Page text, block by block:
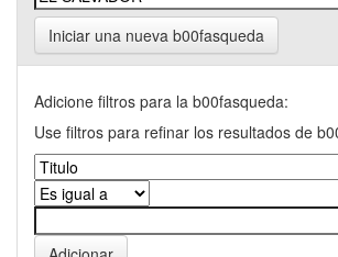
Iniciar una nueva b00fasqueda
Adicione filtros para la b00fasqueda:
Use filtros para refinar los resultados de